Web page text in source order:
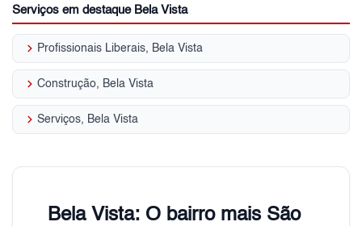
Serviços em destaque Bela Vista
keyboard_arrow_right Profissionais Liberais, Bela Vista
keyboard_arrow_right Construção, Bela Vista
keyboard_arrow_right Serviços, Bela Vista
Bela Vista: O bairro mais São